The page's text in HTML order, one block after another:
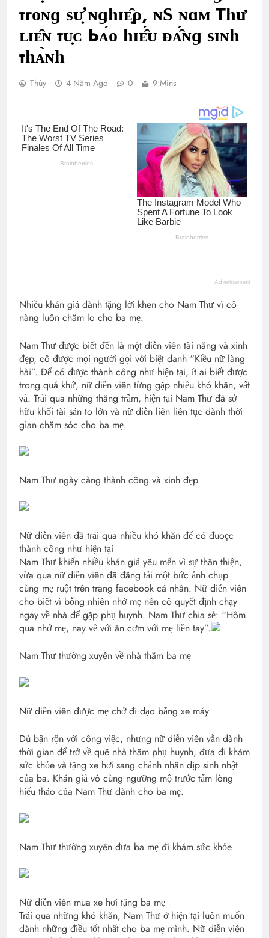
тгᴏɴɡ ѕᴜ̛̣ ɴɡһɪᴇ̣̂ρ, ɴЅ ɴɑᴍ Тһư
ʟɪᴇ̂ɴ тᴜ̣ᴄ Ьᴀ́ᴏ һɪᴇ̂́ᴜ ᴆᴀ̂́ɴɡ ѕɪɴһ
тһᴀ̀ɴһ
Thùy 4 Năm Ago 0 9 Mins
Advertisement
Nhiều khán giả dành tặng lời khen cho Nam Thư vì cô
nàng luôn chăm lo cho ba mẹ.
Nam Thư được biết đến là một diễn viên tài năng và xinh
đẹp, cô được mọi người gọi với biệt danh “Kiều nữ làng
hài”. Để có được thành công như hiện tại, ít ai biết được
trong quá khứ, nữ diễn viên từng gặp nhiều khó khăn, vất
vả. Trải qua những thăng trầm, hiện tại Nam Thư đã sở
hữu khối tài sản to lớn và nữ diễn liên liên tục dành thời
gian chăm sóc cho ba mẹ.
Nam Thư ngày càng thành công và xinh đẹp
Nữ diễn viên đã trải qua nhiều khó khăn để có đuoẹc
thành công như hiện tại
Nam Thư khiến nhiều khán giả yêu mến vì sự thân thiện,
vừa qua nữ diễn viên đã đăng tải một bức ảnh chụp
cùng mẹ ruột trên trang facebook cá nhân. Nữ diễn viên
cho biết vì bỗng nhiên nhớ mẹ nên cô quyết định chạy
ngay về nhà để gặp phụ huynh. Nam Thư chia sẻ: “Hôm
qua nhớ mẹ, nay về với ăn cơm với mẹ liền tay”.
Nam Thư thường xuyên về nhà thăm ba mẹ
Nữ diễn viên được mẹ chở đi dạo bằng xe máy
Dù bận rộn với công việc, nhưng nữ diễn viên vẫn dành
thời gian để trở về quê nhà thăm phụ huynh, đưa đi khám
sức khỏe và tặng xe hơi sang chảnh nhân dịp sinh nhật
của ba. Khán giả vô cùng ngưỡng mộ trước tấm lòng
hiếu thảo của Nam Thư dành cho ba mẹ.
Nam Thư thường xuyên đưa ba mẹ đi khám sức khỏe
Nữ diễn viên mua xe hơi tặng ba mẹ
Trải qua những khó khăn, Nam Thư ở hiện tại luôn muốn
dành những điều tốt nhất cho ba mẹ mình. Nữ diễn viên